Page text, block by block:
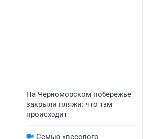
На Черноморском побережье
закрыли пляжи: что там
происходит
Семью «веселого